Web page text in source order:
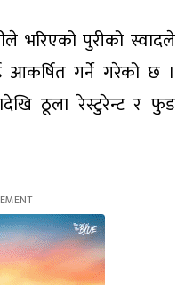
भरिएको पुरीको स्वादले
आकर्षित गर्ने गरेको छ ।
ठूला रेस्टुरेन्ट र फुड